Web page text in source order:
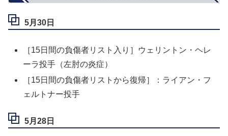
5月30日
［15日間の負傷者リスト入り］ウェリントン・ヘレ
ーラ投手（左肘の炎症）
［15日間の負傷者リストから復帰］：ライアン・フ
ェルトナー投手
5月28日